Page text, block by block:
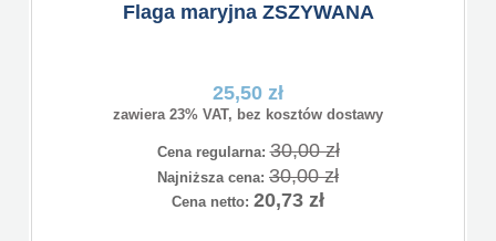
Flaga maryjna ZSZYWANA
25,50 zł
zawiera 23% VAT, bez kosztów dostawy
Cena regularna:30,00 zł
Najniższa cena: 30,00 zł
Cena netto: 20,73 zł